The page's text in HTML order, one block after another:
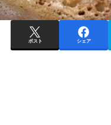
ポスト シェア